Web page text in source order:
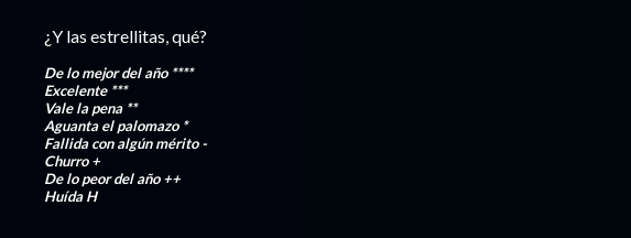
¿Y las estrellitas, qué?
De lo mejor del año ****
Excelente***
Vale la pena **
Aguanta el palomazo *
Fallida con algún mérito-
Churro+
De lo peor del año++
HuídaH